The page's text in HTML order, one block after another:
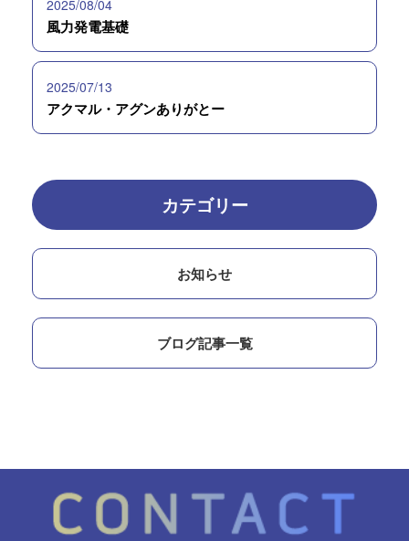
2025/08/04
風力発電基礎
2025/07/13
アクマル・アグンありがとー
カテゴリー
お知らせ
ブログ記事一覧